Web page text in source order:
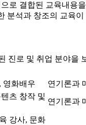
로 결합된 교육내용
석과 창조의 교육
진로 및 취업 분야을
영화배우 연기론과
츠 창작 및
연기론과
강사, 문화